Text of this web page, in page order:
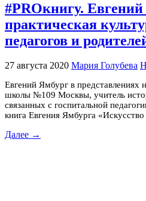
#PROкнигу.
практическая
педагогов и
27 августа 2020 Мария Голубева
Евгений Ямбург в представлениях
школы №109 Москвы, учитель
связанных с госпитальной
книга Евгения Ямбурга
Далее →